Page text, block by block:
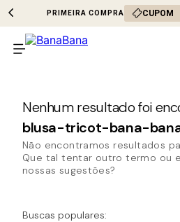
PRIMEIRA COMPRA CUPOM
blusa-tricot-bana-
Não encontramos resultados
Que tal tentar outro termo ou
nossas sugestões?
Buscas populares: